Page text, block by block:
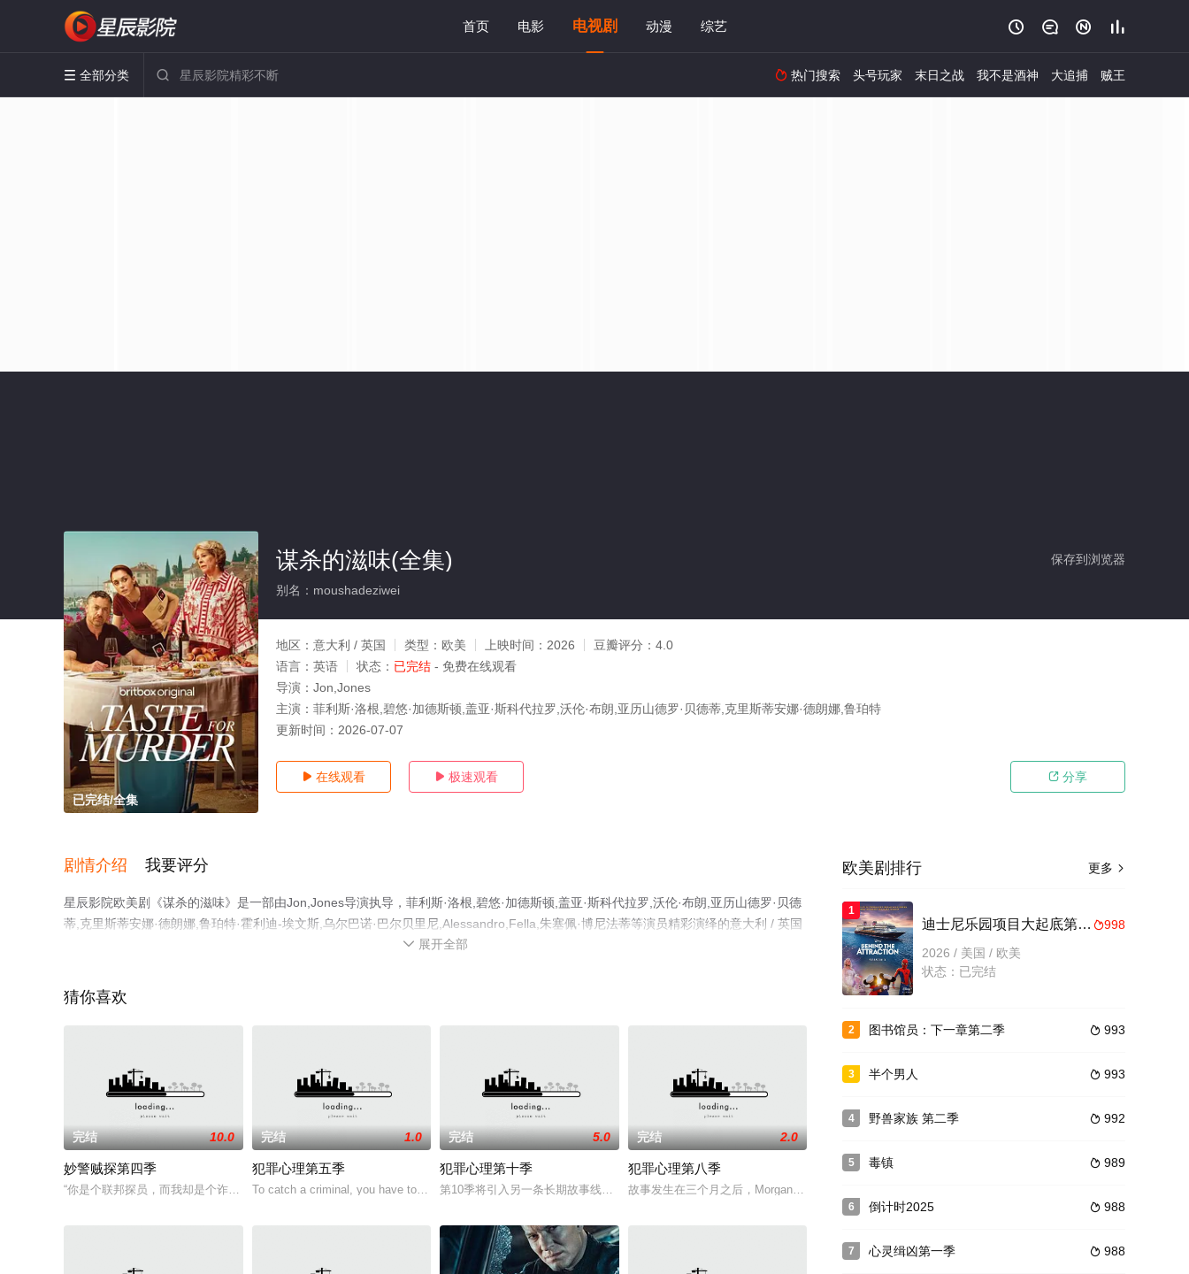
首页 电影 电视剧 动漫 综艺    
 全部分类   热门搜索 头号玩家 末日之战 我不是酒神 大追捕 贼王
已完结/全集
保存到浏览器
谋杀的滋味(全集)
别名：moushadeziwei
地区： 意大利 / 英国 类型： 欧美 上映时间： 2026 豆瓣评分： 4.0
语言： 英语 状态： 已完结 - 免费在线观看
导演： Jon,Jones
主演： 菲利斯·洛根,碧悠·加德斯顿,盖亚·斯科代拉罗,沃伦·布朗,亚历山德罗·贝德蒂,克里斯蒂安娜·德朗娜,鲁珀特
更新时间： 2026-07-07
 在线观看  极速观看  分享
剧情介绍 我要评分
星辰影院欧美剧《谋杀的滋味》是一部由Jon,Jones导演执导，菲利斯·洛根,碧悠·加德斯顿,盖亚·斯科代拉罗,沃伦·布朗,亚历山德罗·贝德
蒂,克里斯蒂安娜·德朗娜,鲁珀特·霍利迪-埃文斯,乌尔巴诺·巴尔贝里尼,Alessandro,Fella,朱塞佩·博尼法蒂等演员精彩演绎的意大利 / 英国
电视剧，大结局剧情已揭晓（已完结），手机免费观看高清无删减完整版电视剧全集就上星辰影视，更多相关信息可移步至豆瓣电视剧、
 展开全部
猜你喜欢
完结 10.0
妙警贼探第四季
“你是个联邦探员，而我却是个诈骗犯。几乎没有可以改变我们俩的身份彼此对立这个事实的方法。”这正是尼尔•卡夫瑞（N
完结 1.0
犯罪心理第五季
To catch a criminal, you have to think like one.
完结 5.0
犯罪心理第十季
第10季将引入另一条长期故事线——意即引入一个和第八季「复制者」（The Replicator）类似的「未知对象
完结 2.0
犯罪心理第八季
故事发生在三个月之后，Morgan（去伦敦执行奥运会安保任务）和Garcia（帮助Prentiss搬入新家）从英
更多 
欧美剧排行
1
998
迪士尼乐园项目大起底第三季
2026 / 美国 / 欧美
状态：已完结
2  993
图书馆员：下一章第二季
3  993
半个男人
4  992
野兽家族 第二季
5  989
毒镇
6  988
倒计时2025
7  988
心灵缉凶第一季